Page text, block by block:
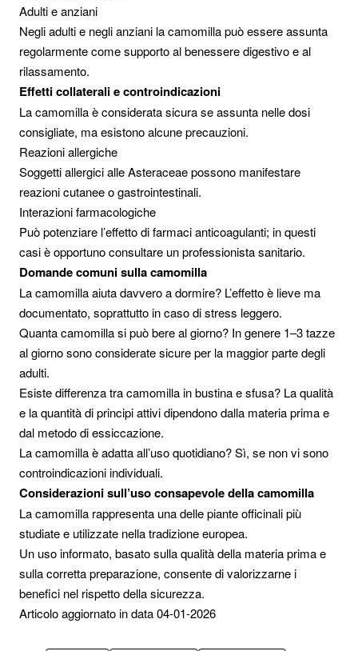
Adulti e anziani
Negli adulti e negli anziani la camomilla può essere assunta
regolarmente come supporto al benessere digestivo e al
rilassamento.
Effetti collaterali e controindicazioni
La camomilla è considerata sicura se assunta nelle dosi
consigliate, ma esistono alcune precauzioni.
Reazioni allergiche
Soggetti allergici alle Asteraceae possono manifestare
reazioni cutanee o gastrointestinali.
Interazioni farmacologiche
Può potenziare l’effetto di farmaci anticoagulanti; in questi
casi è opportuno consultare un professionista sanitario.
Domande comuni sulla camomilla
La camomilla aiuta davvero a dormire? L’effetto è lieve ma
documentato, soprattutto in caso di stress leggero.
Quanta camomilla si può bere al giorno? In genere 1–3 tazze
al giorno sono considerate sicure per la maggior parte degli
adulti.
Esiste differenza tra camomilla in bustina e sfusa? La qualità
e la quantità di principi attivi dipendono dalla materia prima e
dal metodo di essiccazione.
La camomilla è adatta all’uso quotidiano? Sì, se non vi sono
controindicazioni individuali.
Considerazioni sull’uso consapevole della camomilla
La camomilla rappresenta una delle piante officinali più
studiate e utilizzate nella tradizione europea.
Un uso informato, basato sulla qualità della materia prima e
sulla corretta preparazione, consente di valorizzarne i
benefici nel rispetto della sicurezza.
Articolo aggiornato in data 04-01-2026